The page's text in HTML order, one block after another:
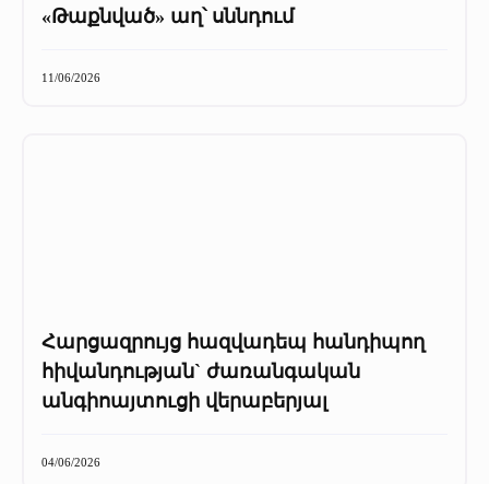
«Թաքնված» աղ՝ սննդում
11/06/2026
Հարցազրույց հազվադեպ հանդիպող
հիվանդության` ժառանգական
անգիոայտուցի վերաբերյալ
04/06/2026